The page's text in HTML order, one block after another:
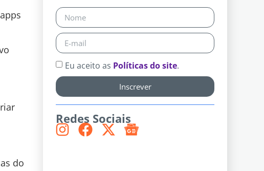
do
Eu aceito as Políticas do site.
Inscrever
Redes Sociais